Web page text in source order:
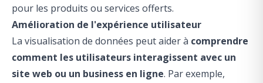
pour les produits ou services offerts.
Amélioration de l'expérience utilisateur
La visualisation de données peut aider à comprendre
comment les utilisateurs interagissent avec un
site web ou un business en ligne. Par exemple,